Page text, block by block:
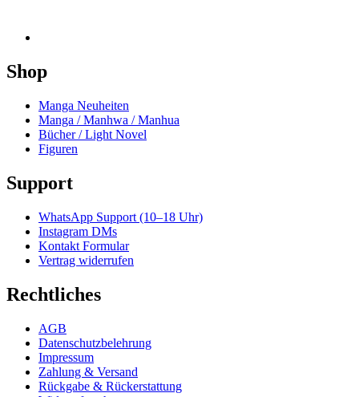
Shop
Manga Neuheiten
Manga / Manhwa / Manhua
Bücher / Light Novel
Figuren
Support
WhatsApp Support (10–18 Uhr)
Instagram DMs
Kontakt Formular
Vertrag widerrufen
Rechtliches
AGB
Datenschutzbelehrung
Impressum
Zahlung & Versand
Rückgabe & Rückerstattung